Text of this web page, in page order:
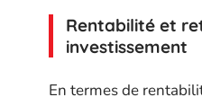
Rentabilité et
investissement
En termes de